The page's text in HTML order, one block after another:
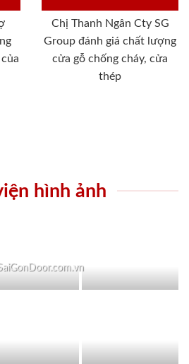
Chị Thanh Ngân Cty SG
Group đánh giá chất lượng
cửa gỗ chống cháy, cửa
thép
hình ảnh